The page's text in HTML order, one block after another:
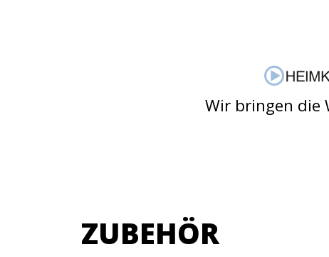
Wir bringen die
ZUBEHÖR